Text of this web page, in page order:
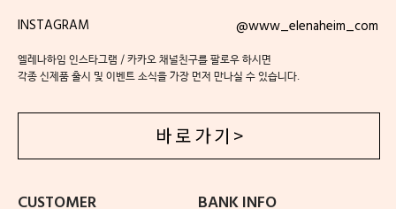
INSTAGRAM @www_elenaheim_com
엘레나하임 인스타그램 / 카카오 채널친구를 팔로우 하시면
각종 신제품 출시 및 이벤트 소식을 가장 먼저 만나실 수 있습니다.
바 로 가 기 >
CUSTOMER BANK INFO